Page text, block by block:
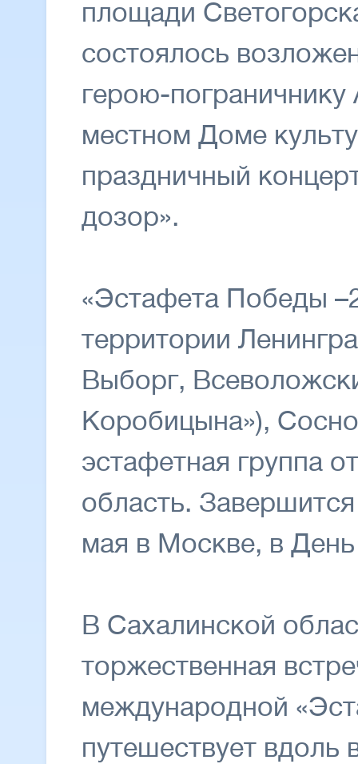
площади
состоялось
герою-
местном Доме
праздничный
дозор».
«Эстафета Победы
территории
Выборг,
Коробицына»),
эстафетная группа
область.
мая в Москве, в
В Сахалинской
торжественная
международной
путешествует вдоль